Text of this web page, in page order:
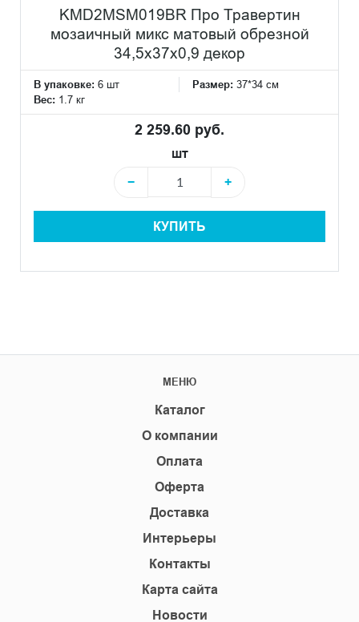
KMD2MSM019BR Про Травертин
мозаичный микс матовый обрезной
34,5x37x0,9 декор
В упаковке: 6 шт Размер: 37*34 см
Вес: 1.7 кг
2 259.60 руб.
шт
−
+
КУПИТЬ
МЕНЮ
Каталог
О компании
Оплата
Оферта
Доставка
Интерьеры
Контакты
Карта сайта
Новости